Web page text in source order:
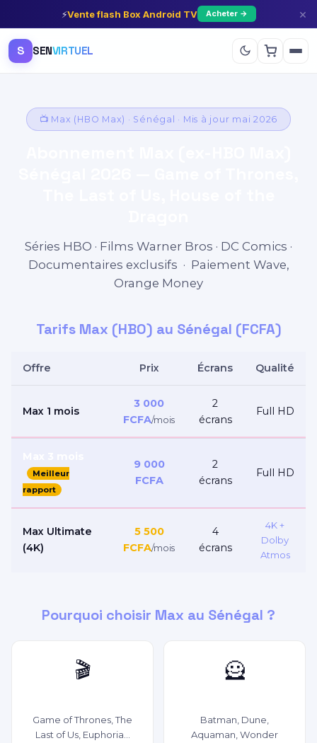
⚡Vente flash Box Android TV Acheter → ×
S SENVIRTUEL
📺 Max (HBO Max) · Sénégal · Mis à jour mai 2026
Séries HBO · Films Warner Bros · DC Comics ·
Documentaires exclusifs · Paiement Wave,
Orange Money
Tarifs Max (HBO) au Sénégal (FCFA)
Offre Prix Écrans Qualité
Max 1 mois
3 000
FCFA/mois
2
écrans
Full HD
Meilleur
rapport
9 000
FCFA
2
écrans
Full HD
Max Ultimate
(4K)
5 500
FCFA/mois
4
écrans
4K +
Dolby
Atmos
Pourquoi choisir Max au Sénégal ?
🎬
Game of Thrones, The
Last of Us, Euphoria...
🦸
Batman, Dune,
Aquaman, Wonder